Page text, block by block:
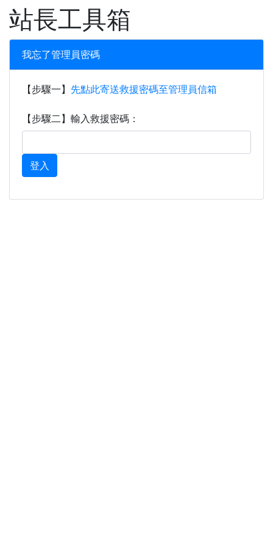
XOOPS
站長工具箱
我忘了管理員密碼
【步驟一】 先點此寄送救援密碼至管理員信箱
【步驟二】輸入救援密碼：
登入